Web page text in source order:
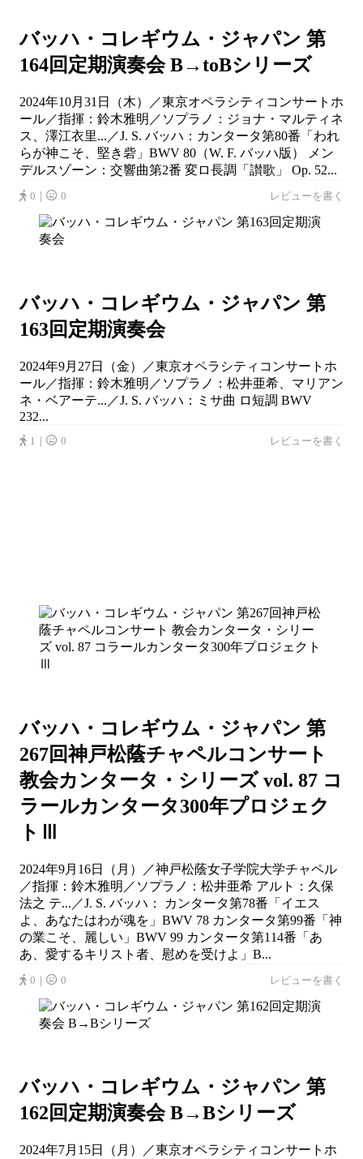
バッハ・コレギウム・ジャパン 第
164回定期演奏会 B→toBシリーズ
2024年10月31日（木）／東京オペラシティコンサートホ
ール／指揮：鈴木雅明／ソプラノ：ジョナ・マルティネ
ス、澤江衣里...／J. S. バッハ：カンタータ第80番「われ
らが神こそ、堅き砦」BWV 80（W. F. バッハ版） メン
デルスゾーン：交響曲第2番 変ロ長調「讃歌」 Op. 52...
0｜ 0 レビューを書く
バッハ・コレギウム・ジャパン 第
163回定期演奏会
2024年9月27日（金）／東京オペラシティコンサートホ
ール／指揮：鈴木雅明／ソプラノ：松井亜希、マリアン
ネ・ベアーテ...／J. S. バッハ：ミサ曲 ロ短調 BWV
232...
1｜ 0 レビューを書く
バッハ・コレギウム・ジャパン 第
267回神戸松蔭チャペルコンサート
教会カンタータ・シリーズ vol. 87 コ
ラールカンタータ300年プロジェク
トⅢ
2024年9月16日（月）／神戸松蔭女子学院大学チャペル
／指揮：鈴木雅明／ソプラノ：松井亜希 アルト：久保
法之 テ...／J. S. バッハ： カンタータ第78番「イエス
よ、あなたはわが魂を」BWV 78 カンタータ第99番「神
の業こそ、麗しい」BWV 99 カンタータ第114番「あ
あ、愛するキリスト者、慰めを受けよ」B...
0｜ 0 レビューを書く
バッハ・コレギウム・ジャパン 第
162回定期演奏会 B→Bシリーズ
2024年7月15日（月）／東京オペラシティコンサートホ